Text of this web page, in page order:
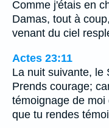
Comme j'étais en
Damas, tout à
venant du ciel
Actes 23:11
La nuit suivante, le
Prends courage;
témoignage de
que tu rendes